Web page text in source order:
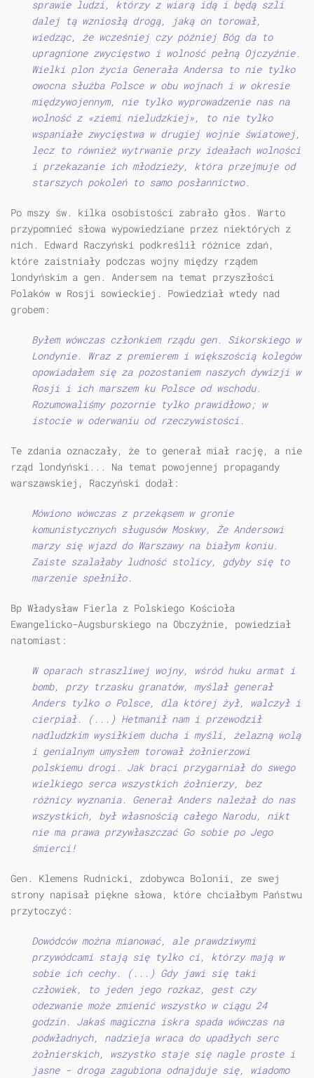
sprawie ludzi, którzy z wiarą idą i będą szli
dalej tą wzniosłą drogą, jaką on torował,
wiedząc, że wcześniej czy później Bóg da to
upragnione zwycięstwo i wolność pełną Ojczyźnie.
Wielki plon życia Generała Andersa to nie tylko
owocna służba Polsce w obu wojnach i w okresie
międzywojennym, nie tylko wyprowadzenie nas na
wolność z «ziemi nieludzkiej», to nie tylko
wspaniałe zwycięstwa w drugiej wojnie światowej,
lecz to również wytrwanie przy ideałach wolności
i przekazanie ich młodzieży, która przejmuje od
starszych pokoleń to samo posłannictwo.
Po mszy św. kilka osobistości zabrało głos. Warto
przypomnieć słowa wypowiedziane przez niektórych z
nich. Edward Raczyński podkreślił różnice zdań,
które zaistniały podczas wojny między rządem
londyńskim a gen. Andersem na temat przyszłości
Polaków w Rosji sowieckiej. Powiedział wtedy nad
grobem:
Byłem wówczas członkiem rządu gen. Sikorskiego w
Londynie. Wraz z premierem i większością kolegów
opowiadałem się za pozostaniem naszych dywizji w
Rosji i ich marszem ku Polsce od wschodu.
Rozumowaliśmy pozornie tylko prawidłowo; w
istocie w oderwaniu od rzeczywistości.
Te zdania oznaczały, że to generał miał rację, a nie
rząd londyński... Na temat powojennej propagandy
warszawskiej, Raczyński dodał:
Mówiono wówczas z przekąsem w gronie
komunistycznych sługusów Moskwy, Że Andersowi
marzy się wjazd do Warszawy na białym koniu.
Zaiste szalałaby ludność stolicy, gdyby się to
marzenie spełniło.
Bp Władysław Fierla z Polskiego Kościoła
Ewangelicko-Augsburskiego na Obczyźnie, powiedział
natomiast:
W oparach straszliwej wojny, wśród huku armat i
bomb, przy trzasku granatów, myślał generał
Anders tylko o Polsce, dla której żył, walczył i
cierpiał. (...) Hetmanił nam i przewodził
nadludzkim wysiłkiem ducha i myśli, żelazną wolą
i genialnym umysłem torował żołnierzowi
polskiemu drogi. Jak braci przygarniał do swego
wielkiego serca wszystkich żołnierzy, bez
różnicy wyznania. Generał Anders należał do nas
wszystkich, był własnością całego Narodu, nikt
nie ma prawa przywłaszczać Go sobie po Jego
śmierci!
Gen. Klemens Rudnicki, zdobywca Bolonii, ze swej
strony napisał piękne słowa, które chciałbym Państwu
przytoczyć:
Dowódców można mianować, ale prawdziwymi
przywódcami stają się tylko ci, którzy mają w
sobie ich cechy. (...) Gdy jawi się taki
człowiek, to jeden jego rozkaz, gest czy
odezwanie może zmienić wszystko w ciągu 24
godzin. Jakaś magiczna iskra spada wówczas na
podwładnych, nadzieja wraca do upadłych serc
żołnierskich, wszystko staje się nagle proste i
jasne - droga zagubiona odnajduje się, wiadomo